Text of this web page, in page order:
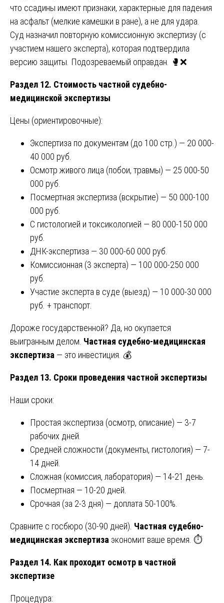
что ссадины имеют признаки, характерные для падения
на асфальт (мелкие камешки в ране), а не для удара.
Суд назначил повторную комиссионную экспертизу (с
участием нашего эксперта), которая подтвердила
версию защиты. Подозреваемый оправдан. 🥊❌
Раздел 12. Стоимость частной судебно-
медицинской экспертизы
Цены (ориентировочные):
Экспертиза по документам (до 100 стр.) — 20 000-
40 000 руб.
Осмотр живого лица (побои, травмы) — 25 000-50
000 руб.
Посмертная экспертиза (вскрытие) — 50 000-100
000 руб.
С гистологией и токсикологией — 80 000-150 000
руб.
ДНК-экспертиза — 30 000-60 000 руб.
Комиссионная (3 эксперта) — 100 000-250 000
руб.
Участие эксперта в суде (выезд) — 10 000-30 000
руб. + транспорт.
Дороже государственной? Да, но окупается
выигранным делом. Частная судебно-медицинская
экспертиза — это инвестиция. 💰
Раздел 13. Сроки проведения частной экспертизы
Наши сроки:
Простая экспертиза (осмотр, описание) — 3-7
рабочих дней.
Средней сложности (документы, гистология) — 7-
14 дней.
Сложная (комиссия, лаборатория) — 14-21 день.
Посмертная — 10-20 дней.
Срочная (за 2-3 дня) — доплата 50-100%.
Сравните с госбюро (30-90 дней). Частная судебно-
медицинская экспертиза экономит ваше время. ⏱️
Раздел 14. Как проходит осмотр в частной
экспертизе
Процедура: